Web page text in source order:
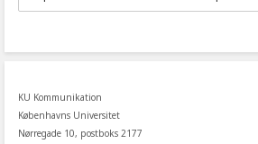
to
KU Kommunikation
Københavns Universitet
Nørregade 10, postboks 2177